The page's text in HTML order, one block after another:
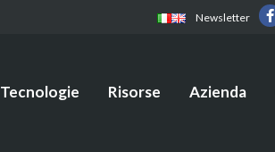
Newsletter
Tecnologie Risorse Azienda